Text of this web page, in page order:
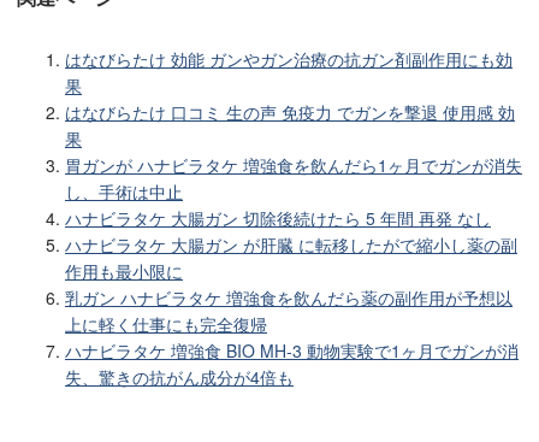
はなびらたけ 効能 ガンやガン治療の抗ガン剤副作用にも効
果
はなびらたけ 口コミ 生の声 免疫力 でガンを撃退 使用感 効
果
胃ガンが ハナビラタケ 増強食を飲んだら1ヶ月でガンが消失
し、手術は中止
ハナビラタケ 大腸ガン 切除後続けたら 5 年間 再発 なし
ハナビラタケ 大腸ガン が肝臓 に転移したがで縮小し薬の副
作用も最小限に
乳ガン ハナビラタケ 増強食を飲んだら薬の副作用が予想以
上に軽く仕事にも完全復帰
ハナビラタケ 増強食 BIO MH-3 動物実験で1ヶ月でガンが消
失、驚きの抗がん成分が4倍も